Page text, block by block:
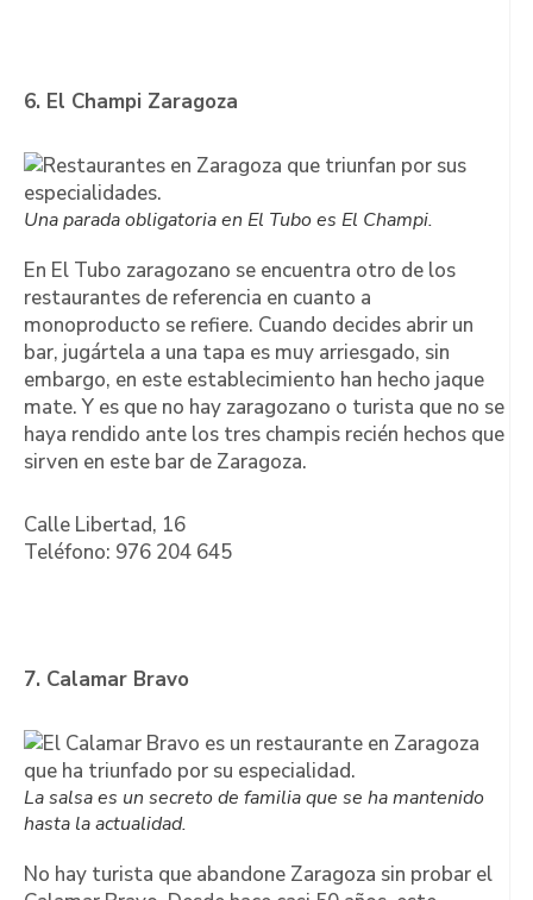
6. El Champi Zaragoza
Una parada obligatoria en El Tubo es El Champi.
En El Tubo zaragozano se encuentra otro de los
restaurantes de referencia en cuanto a
monoproducto se refiere. Cuando decides abrir un
bar, jugártela a una tapa es muy arriesgado, sin
embargo, en este establecimiento han hecho jaque
mate. Y es que no hay zaragozano o turista que no se
haya rendido ante los tres champis recién hechos que
sirven en este bar de Zaragoza.
Calle Libertad, 16
Teléfono: 976 204 645
7. Calamar Bravo
La salsa es un secreto de familia que se ha mantenido
hasta la actualidad.
No hay turista que abandone Zaragoza sin probar el